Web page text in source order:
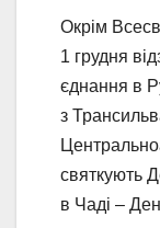
Окрім
1 грудня
єднання в
з
святкують
в Чаді –